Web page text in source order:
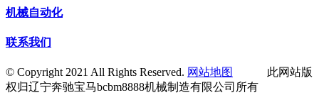
机械自动化
联系我们
© Copyright 2021 All Rights Reserved. 网站地图
此网站版
权归辽宁奔驰宝马bcbm8888机械制造有限公司所有